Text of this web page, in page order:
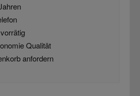
Qualität
anfordern